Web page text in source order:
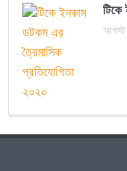
আগস্ট